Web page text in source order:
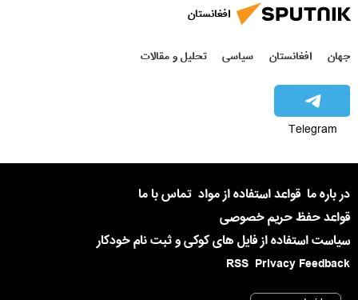
افغانستان
جهان افغانستان سیاسی تحلیل و مقالات
Telegram
در باره ما قواعد استفاده از مواد تماس با ما
قواعد حفظ حریم خصوصی
سیاست استفاده از فایل های کوکی و ثبت نام خودکار
Privacy Feedback
RSS